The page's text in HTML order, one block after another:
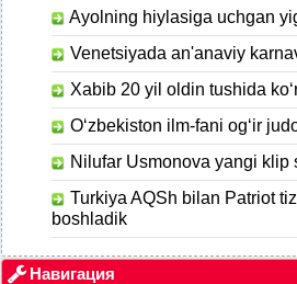
Ayolning hiylasiga uchgan
Venetsiyada an'anaviy
Xabib 20 yil oldin tushida
O‘zbekiston ilm-fani og‘ir
Nilufar Usmonova yangi klip
Turkiya AQSh bilan Patriot
boshladik
Навигация